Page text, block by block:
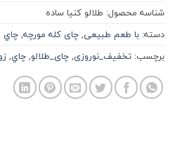
شناسه محصول: طلالو كنيا ساده
دسته: با طعم طبیعی,چای کله مورچه,چاي
برچسب: تخفیف_نوروزی,چای_طلالو,چاي,